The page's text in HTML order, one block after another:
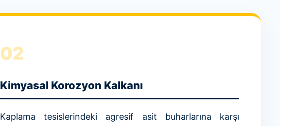
02
Kimyasal Korozyon Kalkanı
Kaplama tesislerindeki agresif asit buharlarına karşı